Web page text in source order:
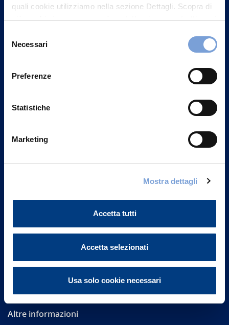
quali cookie utilizziamo nella sezione Dettagli. Scopra di
più su chi siamo, come può contattarci e come trattiamo i
può trovare nel footer del sito nella sezione "Informativa
delNecessari
Preferenze
Statistiche
Marketing
Mostra dettagli
Accetta tutti
Accetta selezionati
Usa solo cookie necessari
Contattaci
20149 Milano
Governance
Altre informazioni